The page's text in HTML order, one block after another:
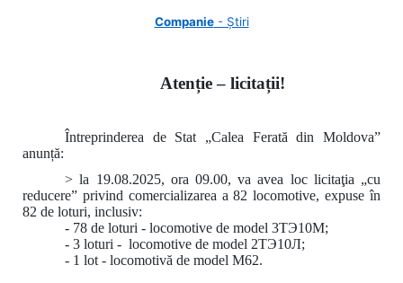
Companie- Știri
Atenție – licitații!
Întreprinderea de Stat „Calea Ferată din Moldova”
anunță:
> la 19.08.2025, ora 09.00, va avea loc licitaţia „cu
reducere” privind comercializarea a 82 locomotive, expuse în
82 de loturi, inclusiv:
- 78 de loturi - locomotive de model 3ТЭ10М;
- 3 loturi - locomotive de model 2ТЭ10Л;
- 1 lot - locomotivă de model M62.